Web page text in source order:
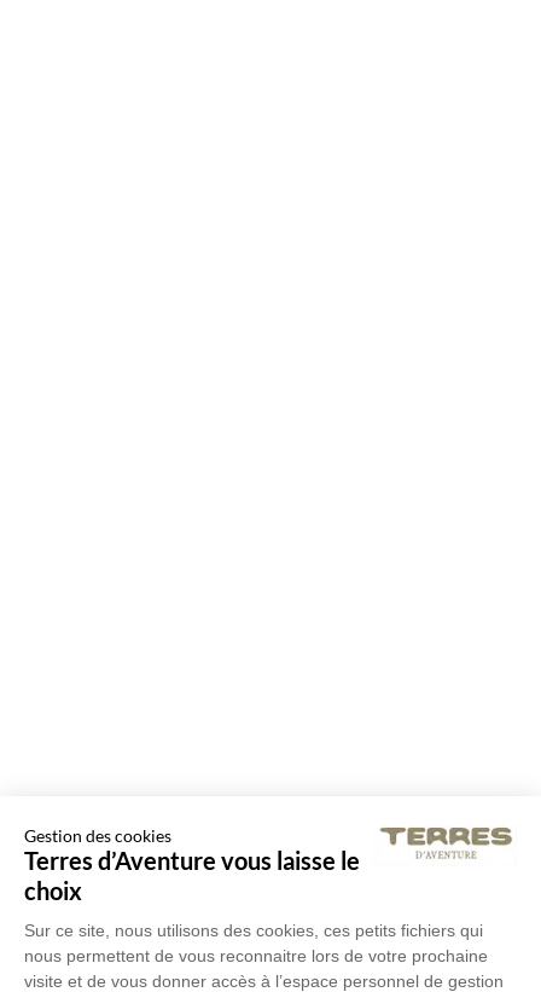
Gestion des cookies
Terres d’Aventure vous laisse le
choix
Sur ce site, nous utilisons des cookies, ces petits fichiers qui
nous permettent de vous reconnaitre lors de votre prochaine
visite et de vous donner accès à l’espace personnel de gestion